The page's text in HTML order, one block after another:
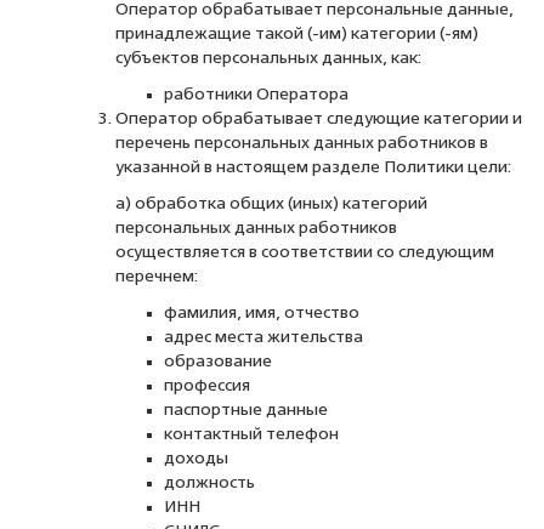
Оператор обрабатывает персональные данные,
принадлежащие такой (-им) категории (-ям)
субъектов персональных данных, как:
работники Оператора
Оператор обрабатывает следующие категории и
перечень персональных данных работников в
указанной в настоящем разделе Политики цели:
а) обработка общих (иных) категорий
персональных данных работников
осуществляется в соответствии со следующим
перечнем:
фамилия, имя, отчество
адрес места жительства
образование
профессия
паспортные данные
контактный телефон
доходы
должность
ИНН